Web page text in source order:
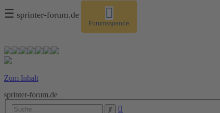
☰ sprinter-forum.de
Forumsspende
Zum Inhalt
sprinter-forum.de
Suche